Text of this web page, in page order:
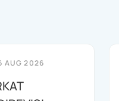
AUG 2026